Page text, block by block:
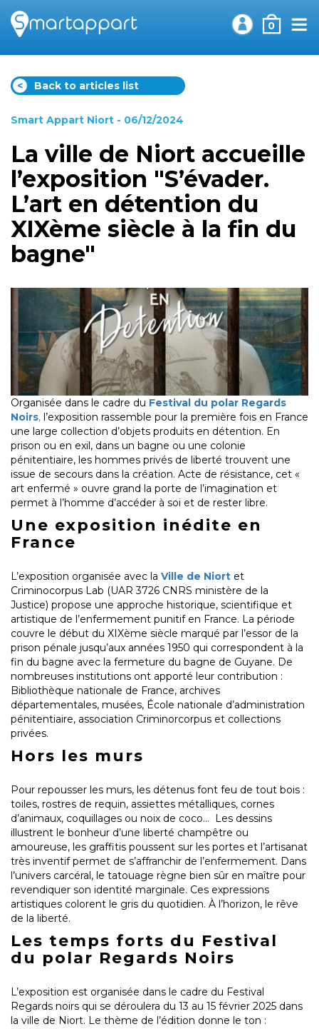
0
< Back to articles list
Smart Appart Niort - 06/12/2024
La ville de Niort accueille
l’exposition "S’évader.
L’art en détention du
XIXème siècle à la fin du
bagne"
Organisée dans le cadre du Festival du polar Regards
Noirs, l’exposition rassemble pour la première fois en France
une large collection d’objets produits en détention. En
prison ou en exil, dans un bagne ou une colonie
pénitentiaire, les hommes privés de liberté trouvent une
issue de secours dans la création. Acte de résistance, cet «
art enfermé » ouvre grand la porte de l’imagination et
permet à l’homme d’accéder à soi et de rester libre.
Une exposition inédite en
France
L’exposition organisée avec la Ville de Niort et
Criminocorpus Lab (UAR 3726 CNRS ministère de la
Justice) propose une approche historique, scientifique et
artistique de l’enfermement punitif en France. La période
couvre le début du XIXème siècle marqué par l’essor de la
prison pénale jusqu’aux années 1950 qui correspondent à la
fin du bagne avec la fermeture du bagne de Guyane. De
nombreuses institutions ont apporté leur contribution :
Bibliothèque nationale de France, archives
départementales, musées, École nationale d’administration
pénitentiaire, association Criminorcorpus et collections
privées.
Hors les murs
Pour repousser les murs, les détenus font feu de tout bois :
toiles, rostres de requin, assiettes métalliques, cornes
d’animaux, coquillages ou noix de coco... Les dessins
illustrent le bonheur d’une liberté champêtre ou
amoureuse, les graffitis poussent sur les portes et l’artisanat
très inventif permet de s’affranchir de l’enfermement. Dans
l’univers carcéral, le tatouage règne bien sûr en maître pour
revendiquer son identité marginale. Ces expressions
artistiques colorent le gris du quotidien. À l’horizon, le rêve
de la liberté.
Les temps forts du Festival
du polar Regards Noirs
L’exposition est organisée dans le cadre du Festival
Regards noirs qui se déroulera du 13 au 15 février 2025 dans
la ville de Niort. Le thème de l’édition donne le ton :